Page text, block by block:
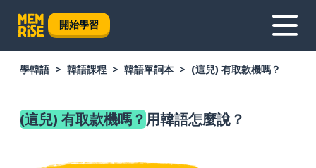
開始學習
學韓語 韓語課程 韓語單詞本 (這兒) 有取款機嗎？
(這兒) 有取款機嗎？用韓語怎麼說？